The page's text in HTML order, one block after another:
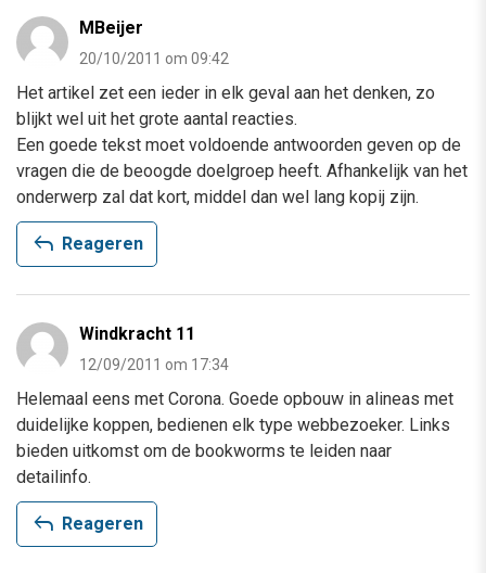
MBeijer
20/10/2011 om 09:42
Het artikel zet een ieder in elk geval aan het denken, zo
blijkt wel uit het grote aantal reacties.
Een goede tekst moet voldoende antwoorden geven op de
vragen die de beoogde doelgroep heeft. Afhankelijk van het
onderwerp zal dat kort, middel dan wel lang kopij zijn.
reply Reageren
Windkracht 11
12/09/2011 om 17:34
Helemaal eens met Corona. Goede opbouw in alineas met
duidelijke koppen, bedienen elk type webbezoeker. Links
bieden uitkomst om de bookworms te leiden naar
detailinfo.
reply Reageren